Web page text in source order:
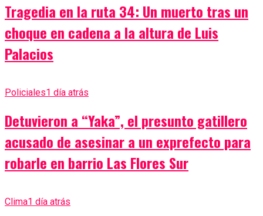
Tragedia en la ruta 34: Un muerto tras un
choque en cadena a la altura de Luis
Palacios
Policiales1 día atrás
Detuvieron a “Yaka”, el presunto gatillero
acusado de asesinar a un exprefecto para
robarle en barrio Las Flores Sur
Clima1 día atrás